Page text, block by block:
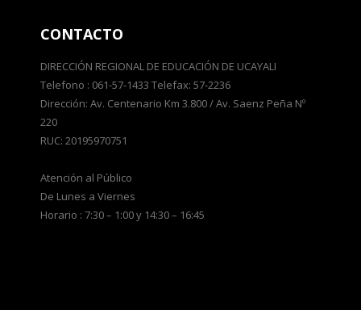
CONTACTO
DIRECCIÓN REGIONAL DE EDUCACIÓN DE UCAYALI
Telefono : 061-57-1433 Telefax: 57-2236
Dirección: Av. Centenario Km 3.800 / Av. Saenz Peña Nº
220
RUC: 20195970751
Atención al Público
De Lunes a Viernes
Horario : 7:30 – 1:00 y 14:30 – 16:45